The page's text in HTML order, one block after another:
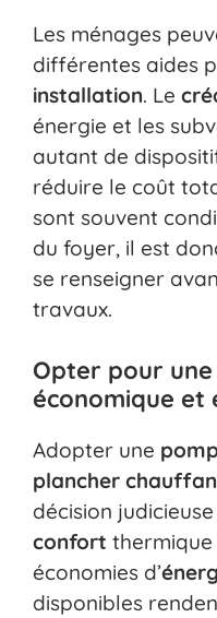
Les ménages
différentes aides
installation. Le
énergie et les
autant de
réduire le coût
sont souvent
du foyer, il est
se renseigner
travaux.
Opter pour
économique et
Adopter une
plancher
décision
confort
économies d’
disponibles